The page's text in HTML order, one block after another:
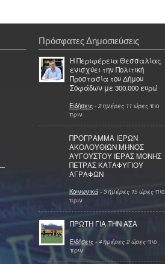
Πρόσφατες Δημοσιεύσεις
Η Περιφέρεια Θεσσαλίας
ενισχύει την Πολιτική
Προστασία του Δήμου
Σοφάδων με 300.000 ευρώ
Ειδήσεις - 2 ημέρες 11 ώρες πιο
πριν
ΠΡΟΓΡΑΜΜΑ ΙΕΡΩΝ
ΑΚΟΛΟΥΘΙΩΝ ΜΗΝΟΣ
ΑΥΓΟΥΣΤΟΥ ΙΕΡΑΣ ΜΟΝΗΣ
ΠΕΤΡΑΣ ΚΑΤΑΦΥΓΙΟΥ
ΑΓΡΑΦΩΝ
Κοινωνικά - 3 ημέρες 15 ώρες πιο
πριν
ΠΡΩΤΗ ΓΙΑ ΤΗΝ ΑΣΑ
Ειδήσεις - 4 ημέρες 2 ώρες πιο
πριν